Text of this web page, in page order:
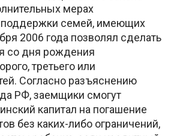
мерах
поддержки семей, имеющих
2006 года позволял сделать
со дня рождения
третьего или
Согласно разъяснению
РФ, заемщики смогут
капитал на погашение
без каких-либо ограничений,